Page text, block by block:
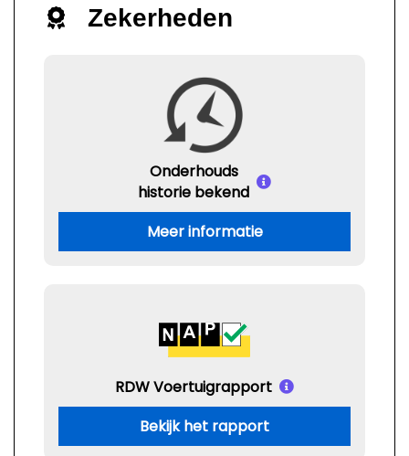
Zekerheden
Onderhouds
historie bekend
Meer informatie
RDW Voertuigrapport
Bekijk het rapport